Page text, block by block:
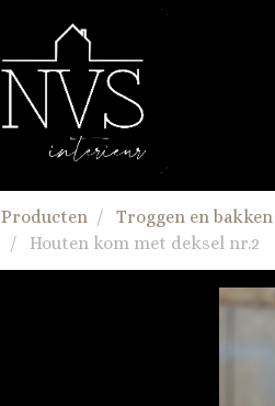
Producten
Troggen en bakken
Houten kom met deksel nr.2